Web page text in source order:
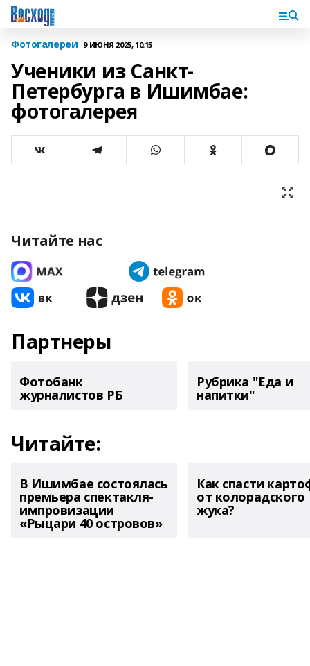
Фотогалереи 9 ИЮНЯ 2025, 10:15
Ученики из Санкт-
Петербурга в Ишимбае:
фотогалерея
Читайте нас
Партнеры
Фотобанк
журналистов РБ
Рубрика "Еда и
напитки"
Читайте:
В Ишимбае состоялась
премьера спектакля-
импровизации
«Рыцари 40 островов»
Как спасти
от колорадского
жука?